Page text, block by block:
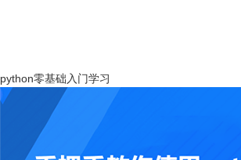
python零基础入门学习